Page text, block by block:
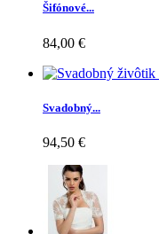
Šifónové...
84,00 €
Svadobný...
94,50 €